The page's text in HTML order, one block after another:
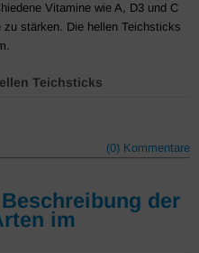
Vitamine wie A, D3 und C
stärken. Die hellen Teichsticks
Teichsticks
(0) Kommentare
der
im